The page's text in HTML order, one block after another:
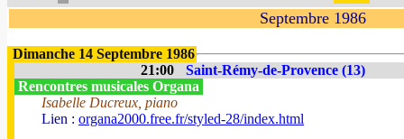
Septembre 1986
Dimanche 14 Septembre 1986
21:00
Saint-Rémy-de-Provence (13)
Rencontres musicales Organa
Isabelle Ducreux, piano
Lien : organa2000.free.fr/styled-28/index.html